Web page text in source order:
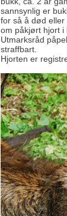
sannsynlig er
for så å død eller
om påkjørt hjort i
Utmarksråd
straffbart.
Hjorten er